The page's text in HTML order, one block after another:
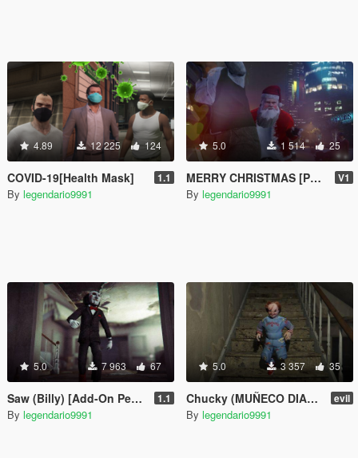
4.89 12 225 124
COVID-19[Health Mask] 1.1
By legendario9991
5.0 1 514 25
MERRY CHRISTMAS [Papá Noel] SANTA CLAUS V1
By legendario9991
5.0 7 963 67
Saw (Billy) [Add-On Ped / Replace] 1.1
By legendario9991
5.0 3 357 35
Chucky (MUÑECO DIABÓLICO) [halloween] evil
By legendario9991